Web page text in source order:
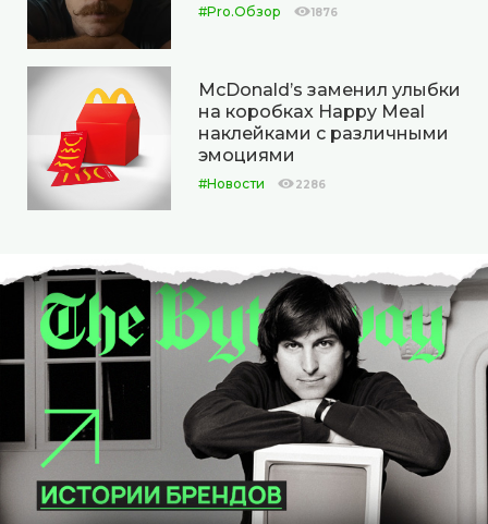
#Pro.Обзор 1876
McDonald’s заменил улыбки
на коробках Happy Meal
наклейками с различными
эмоциями
#Новости 2286